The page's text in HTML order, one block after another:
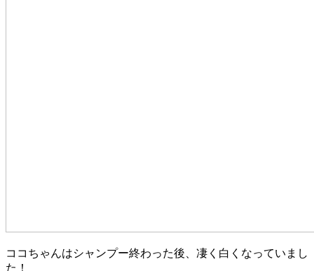
ココちゃんはシャンプー終わった後、凄く白くなっていまし
た！